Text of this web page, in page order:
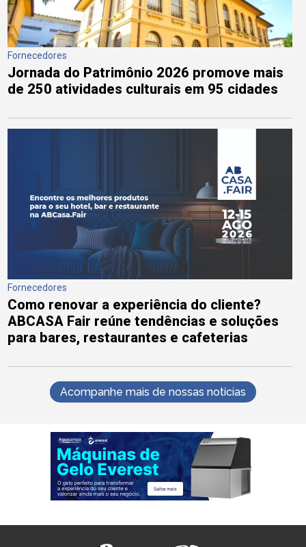
Fornecedores
Jornada do Patrimônio 2026 promove mais
de 250 atividades culturais em 95 cidades
Fornecedores
Como renovar a experiência do cliente?
ABCASA Fair reúne tendências e soluções
para bares, restaurantes e cafeterias
Acompanhe mais de nossas notícias